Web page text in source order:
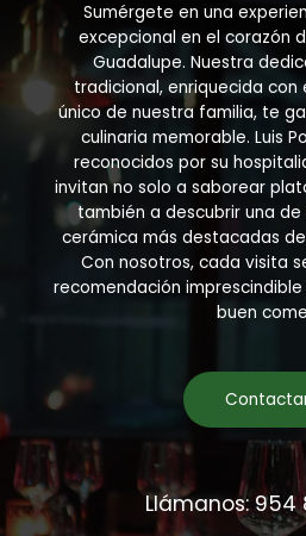
Sumérgete en una
excepcional en el corazón
Guadalupe. Nuestra
tradicional, enriquecida
único de nuestra familia, te
culinaria memorable. Luis
reconocidos por su
invitan no solo a saborear
también a descubrir una
cerámica más destacadas
Con nosotros, cada visita
recomendación
buen
Llámanos: 954